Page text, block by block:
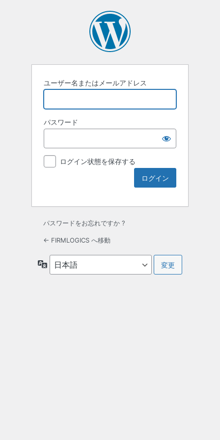
ユーザー名またはメールアドレス
パスワード
ログイン状態を保存する
パスワードをお忘れですか ?
← FIRMLOGICS へ移動
語